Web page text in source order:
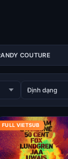
COUTURE
FULL VIETSUB